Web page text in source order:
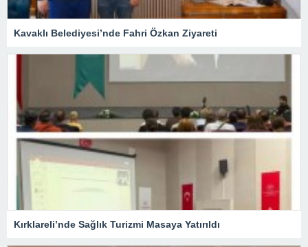
Kavaklı Belediyesi’nde Fahri Özkan Ziyareti
Kırklareli’nde Sağlık Turizmi Masaya Yatırıldı